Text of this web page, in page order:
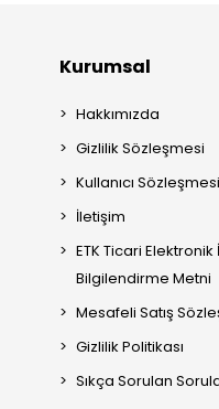
Kurumsal
Hakkımızda
Gizlilik Sözleşmesi
Kullanıcı Sözleşmesi
İletişim
ETK Ticari Elektronik
Bilgilendirme Metni
Mesafeli Satış
Gizlilik Politikası
Sıkça Sorulan